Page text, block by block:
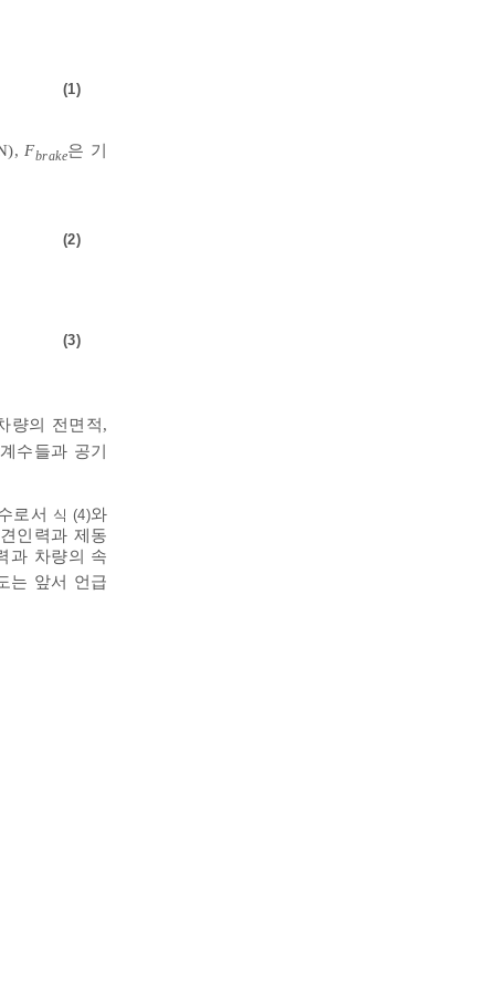
(1)
Fbrake은 기
(2)
(3)
량의 전면적,
수들과 공기
로서 식 (4)와
인력과 제동
과 차량의 속
는 앞서 언급